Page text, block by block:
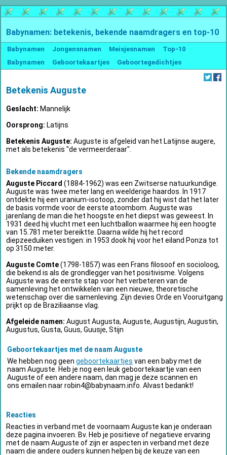
Babynamen: betekenis, bekende naamdragers en top-10
Babynamen Jongensnamen Meisjesnamen
Top-10
Babynamen
Geboortekaartjes Geboortegedichtjes
Betekenis Auguste
Geslacht: Mannelijk
Oorsprong: Latijns
Betekenis Auguste: Auguste is afgeleid van het Latijnse augere,
met als betekenis "de vermeerderaar".
Bekende naamdragers
Auguste Piccard (1884-1962) was een Zwitserse natuurkundige.
Auguste was twee meter lang en weelderige haardos. In 1917
ontdekte hij een uranium-isotoop, zonder dat hij wist dat het later
de basis vormde voor de eerste atoombom. Auguste was
jarenlang de man die het hoogste en het diepst was geweest. In
1931 deed hij vlucht met een luchtballon waarmee hij een hoogte
van 15.781 meter bereiktte. Daarna wilde hij het record
diepzeeduiken vestigen: in 1953 dook hij voor het eiland Ponza tot
op 3150 meter.
Auguste Comte(1798-1857) was een Frans filosoof en socioloog,
die bekend is als de grondlegger van het positivisme. Volgens
Auguste was de eerste stap voor het verbeteren van de
samenleving het ontwikkelen van een nieuwe, theoretische
wetenschap over die samenleving. Zijn devies Orde en Vooruitgang
prijkt op de Braziliaanse vlag.
Afgeleide namen: August Augusta, Auguste, Augustijn, Augustin,
Augustus, Gusta, Guus, Guusje, Stijn
Geboortekaartjes met de naam Auguste
We hebben nog geen geboortekaartjes van een baby met de
naam Auguste. Heb je nog een leuk geboortekaartje van een
Auguste of een andere naam, dan mag je deze scannen en
ons emailen naarrobin4@babynaam.info . Alvast bedankt!
Reacties
Reacties in verband met de voornaam Auguste kan je onderaan
deze pagina invoeren. Bv. Heb je positieve of negatieve ervaring
met de naam Auguste of zijn er aspecten in verband met deze
naam die andere ouders kunnen helpen bij de keuze van een